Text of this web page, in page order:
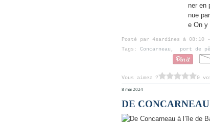
ner en
nue
e On y
Posté par 4sardines à 08:10
Tags: Concarneau , port de
Vous aimez ?
0
8 mai 2024
DE